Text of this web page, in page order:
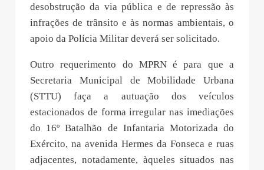
desobstrução da via pública e de repressão às
infrações de trânsito e às normas ambientais, o
apoio da Polícia Militar deverá ser solicitado.
Outro requerimento do MPRN é para que a
Secretaria Municipal de Mobilidade Urbana
(STTU) faça a autuação dos veículos
estacionados de forma irregular nas imediações
do 16º Batalhão de Infantaria Motorizada do
Exército, na avenida Hermes da Fonseca e ruas
adjacentes, notadamente, àqueles situados nas